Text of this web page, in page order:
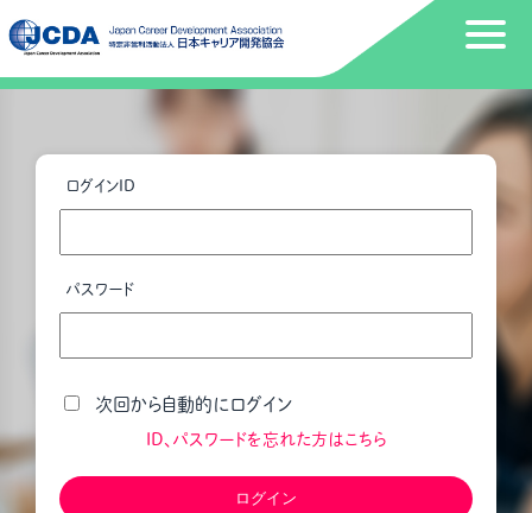
ログインID
パスワード
次回から自動的にログイン
ID、パスワードを忘れた方はこちら